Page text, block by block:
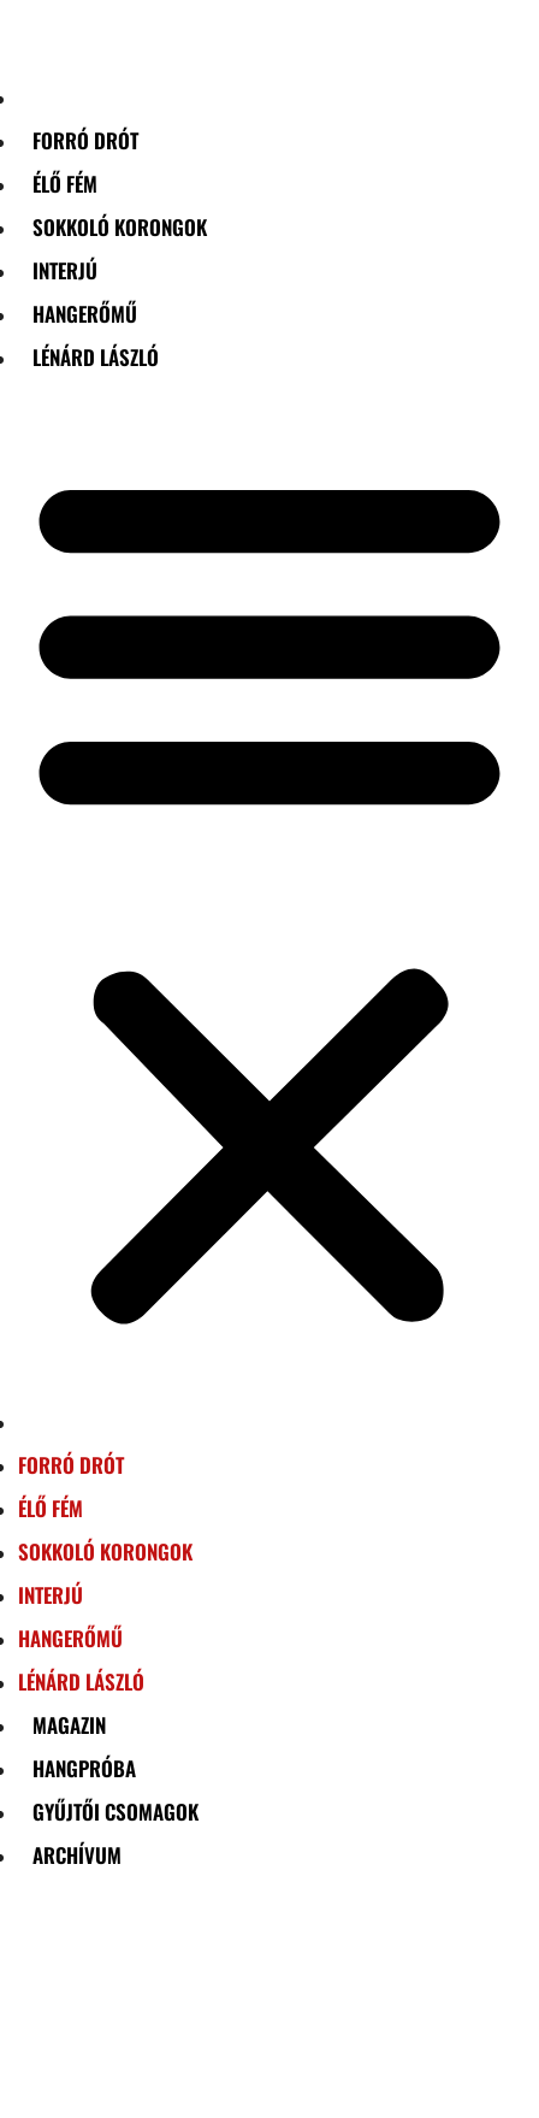
FORRÓ DRÓT
ÉLŐ FÉM
SOKKOLÓ KORONGOK
INTERJÚ
HANGERŐMŰ
LÉNÁRD LÁSZLÓ
FORRÓ DRÓT
ÉLŐ FÉM
SOKKOLÓ KORONGOK
INTERJÚ
HANGERŐMŰ
LÉNÁRD LÁSZLÓ
MAGAZIN
HANGPRÓBA
GYŰJTŐI CSOMAGOK
ARCHÍVUM